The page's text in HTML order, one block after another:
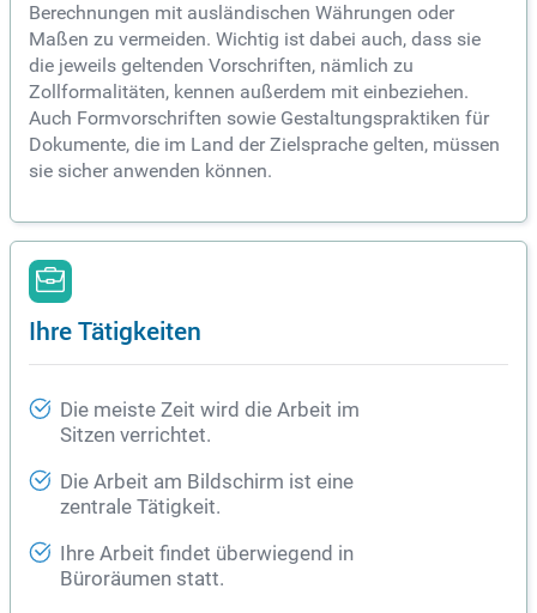
Berechnungen mit ausländischen Währungen oder
Maßen zu vermeiden. Wichtig ist dabei auch, dass sie
die jeweils geltenden Vorschriften, nämlich zu
Zollformalitäten, kennen außerdem mit einbeziehen.
Auch Formvorschriften sowie Gestaltungspraktiken für
Dokumente, die im Land der Zielsprache gelten, müssen
sie sicher anwenden können.
Ihre Tätigkeiten
Die meiste Zeit wird die Arbeit im
Sitzen verrichtet.
Die Arbeit am Bildschirm ist eine
zentrale Tätigkeit.
Ihre Arbeit findet überwiegend in
Büroräumen statt.